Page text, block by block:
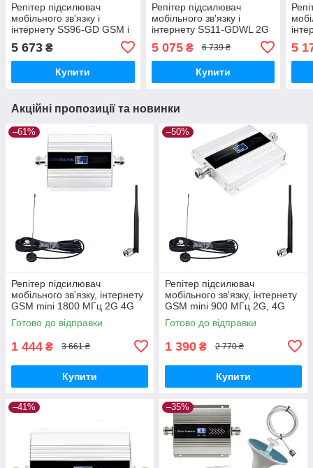
Репітер підсилювач
мобільного зв'язку і
інтернету SS96-GD GSM і
МГц (17/8 дБі)
5 673 ₴
Купити
Репітер підсилювач
мобільного зв'язку і
інтернету SS11-GDWL 2G
3G 4G LTE 900 1800 2100
2600 МГц (10/I дБі)
5 075₴ 6 739 ₴
Купити
5
Акційні пропозиції та новинки
–61%
Репітер підсилювач
мобільного зв'язку, інтернету
GSM mini 1800 МГц 2G 4G
LTE (комплект +
всеспрямовані антени)
Готово до відправки
1 444 ₴ 3 661 ₴
Купити
–50%
Репітер підсилювач
мобільного зв'язку, інтернету
GSM mini 900 МГц 2G, 4G
LTE (всеспрямовані антени)
Готово до відправки
1 390 ₴ 2 770 ₴
Купити
–41% –35%